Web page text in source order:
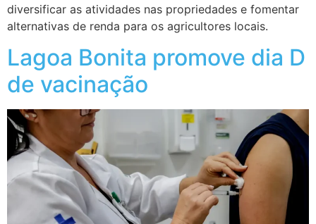
diversificar as atividades nas propriedades e fomentar
alternativas de renda para os agricultores locais.
Lagoa Bonita promove dia D
de vacinação